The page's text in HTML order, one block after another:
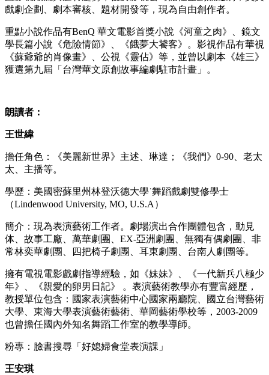
戲劇企劃、劇本審核、題材開發等，現為自由創作者。
重點小說作品有BenQ 華文電影首獎小說《河童之肉》、鏡文
學長篇小說《危險情節》、《餓夢大饕客》。影視作品有華視
《蘇爺爺的肖像畫》、公視《靈佔》等，並曾以劇本《雄三》
獲選第九屆「台灣華文原創故事編劇駐市計畫」。
朗讀者：
王世緯
擔任角色：《美麗新世界》主述、琳達；《我們》0-90、老太
太、主播等。
學歷：美國密蘇里州林登沃德大學˙舞蹈戲劇雙修學士
（Lindenwood University, MO, U.S.A）
簡介：現為表演藝術工作者。劇場演出合作團體包含，動見
体、故事工廠、萬華劇團、EX-亞洲劇團、無獨有偶劇團、非
常林奕華劇團、四把椅子劇團、耳東劇團、台南人劇團等。
擁有電視電影戲劇指導經驗，如《妹妹》、《一代新兵八極少
年》、《親愛的卵男日記》 。表演藝術教學亦有豐富經歷，
教授單位包含：國家表演藝術中心國家兩廳院、國立台灣藝術
大學、東海大學表演藝術藝術、華岡藝術學校等，2003-2009
也曾擔任國內外知名舞蹈工作室的教學導師。
粉專：臉書搜尋「好媳婦食堂表演課」
王安琪